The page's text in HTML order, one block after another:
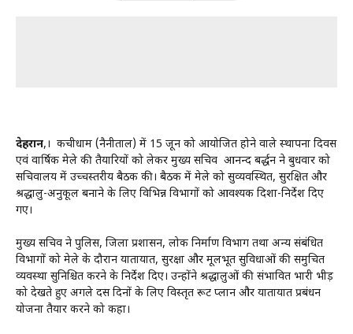
देहरादून,। कैंचीधाम (नैनीताल) में 15 जून को आयोजित होने वाले स्थापना दिवस
एवं वार्षिक मेले की तैयारियों को लेकर मुख्य सचिव आनन्द बर्द्धन ने बुधवार को
सचिवालय में उच्चस्तरीय बैठक की। बैठक में मेले को सुव्यवस्थित, सुरक्षित और
श्रद्धालु-अनुकूल बनाने के लिए विभिन्न विभागों को आवश्यक दिशा-निर्देश दिए
गए।
मुख्य सचिव ने पुलिस, जिला प्रशासन, लोक निर्माण विभाग तथा अन्य संबंधित
विभागों को मेले के दौरान यातायात, सुरक्षा और मूलभूत सुविधाओं की समुचित
व्यवस्था सुनिश्चित करने के निर्देश दिए। उन्होंने श्रद्धालुओं की संभावित भारी भीड़
को देखते हुए अगले दस दिनों के लिए विस्तृत रूट प्लान और यातायात प्रबंधन
योजना तैयार करने को कहा।